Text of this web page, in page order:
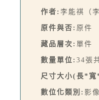
作者: 李能祺（
原件與否: 原件
藏品層次: 單件
數量單位: 34張
尺寸大小(長*
數位化類別: 影